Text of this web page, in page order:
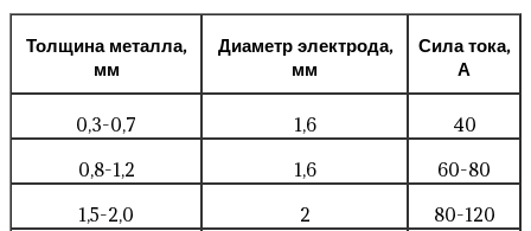
Толщина металла,
мм
Диаметр электрода,
мм
Сила тока,
А
0,3-0,7 1,6
40
0,8-1,2
1,6
60-80
1,5-2,0
2
80-120